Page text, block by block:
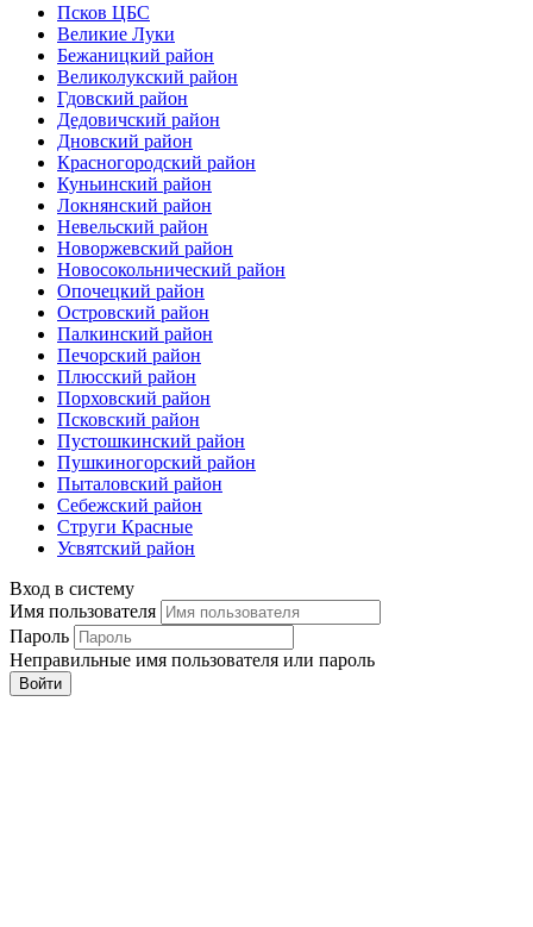
Псков ЦБС
Великие Луки
Бежаницкий район
Великолукский район
Гдовский район
Дедовичский район
Дновский район
Красногородский район
Куньинский район
Локнянский район
Невельский район
Новоржевский район
Новосокольнический район
Опочецкий район
Островский район
Палкинский район
Печорский район
Плюсский район
Порховский район
Псковский район
Пустошкинский район
Пушкиногорский район
Пыталовский район
Себежский район
Струги Красные
Усвятский район
Вход в систему
Имя пользователя
Пароль
Неправильные имя пользователя или пароль
Войти